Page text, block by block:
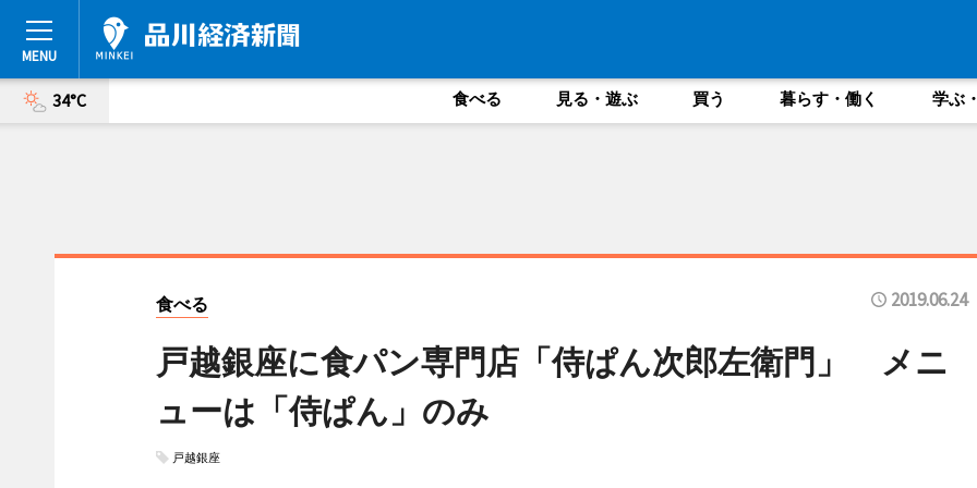
34°C 食べる 見る・遊ぶ 買う 暮らす・働く 学ぶ
食べる 2019.06.24
戸越銀座に食パン専門店「侍ぱん次郎左衛門」 メニ
ューは「侍ぱん」のみ
戸越銀座